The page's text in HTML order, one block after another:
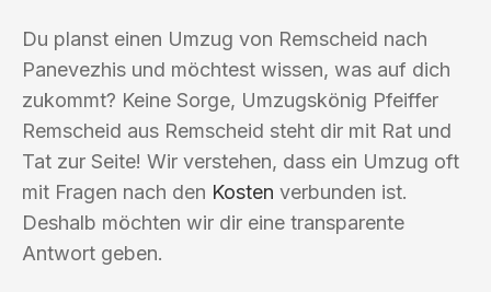
Du planst einen Umzug von Remscheid nach
Panevezhis und möchtest wissen, was auf dich
zukommt? Keine Sorge, Umzugskönig Pfeiffer
Remscheid aus Remscheid steht dir mit Rat und
Tat zur Seite! Wir verstehen, dass ein Umzug oft
mit Fragen nach den Kosten verbunden ist.
Deshalb möchten wir dir eine transparente
Antwort geben.